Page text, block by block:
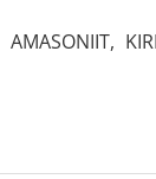
AMASONIIT,